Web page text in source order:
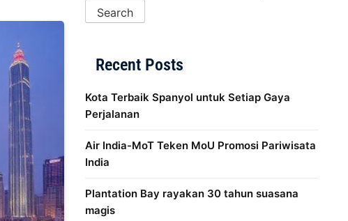
Recent Posts
Kota Terbaik Spanyol untuk Setiap Gaya
Perjalanan
Air India-MoT Teken MoU Promosi Pariwisata
India
Plantation Bay rayakan 30 tahun suasana
magis